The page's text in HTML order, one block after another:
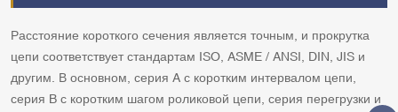
Расстояние короткого сечения является точным, и прокрутка
цепи соответствует стандартам ISO, ASME / ANSI, DIN, JIS и
другим. В основном, серия A с коротким интервалом цепи,
серия B с коротким шагом роликовой цепи, серия перегрузки и